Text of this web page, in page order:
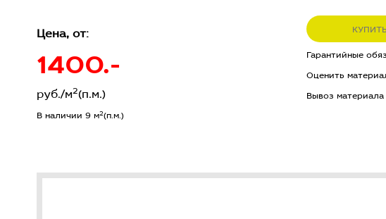
Цена, от:
1400.-
руб./м2(п.м.)
В наличии 9 м2(п.м.)
Гарантийные
Оценить
Вывоз